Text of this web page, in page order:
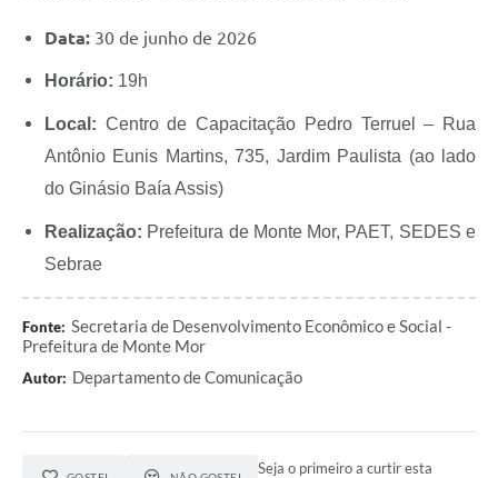
Data: 30 de junho de 2026
Horário: 19h
Local: Centro de Capacitação Pedro Terruel – Rua
Antônio Eunis Martins, 735, Jardim Paulista (ao lado
do Ginásio Baía Assis)
Realização: Prefeitura de Monte Mor, PAET, SEDES e
Sebrae
Fonte: Secretaria de Desenvolvimento Econômico e Social -
Prefeitura de Monte Mor
Autor: Departamento de Comunicação
Seja o primeiro a curtir esta